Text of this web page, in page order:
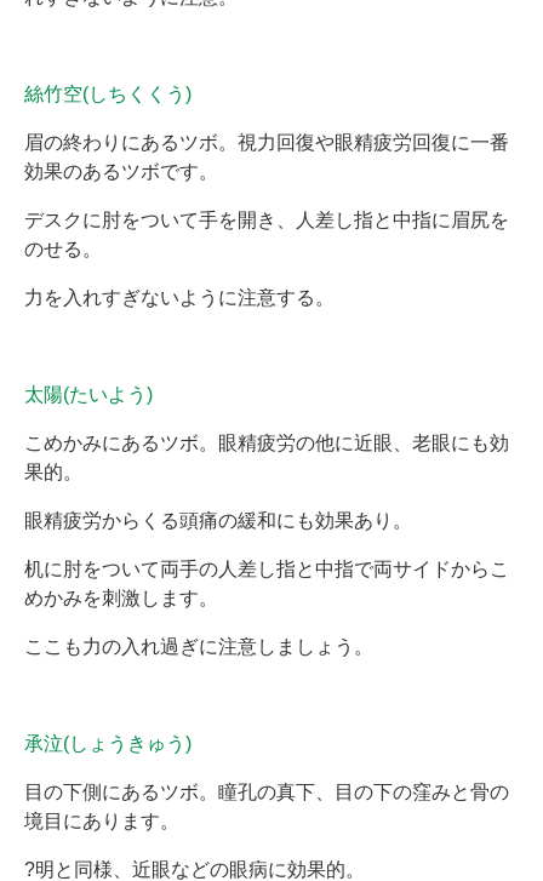
絲竹空(しちくくう)
眉の終わりにあるツボ。視力回復や眼精疲労回復に一番
効果のあるツボです。
デスクに肘をついて手を開き、人差し指と中指に眉尻を
のせる。
力を入れすぎないように注意する。
太陽(たいよう)
こめかみにあるツボ。眼精疲労の他に近眼、老眼にも効
果的。
眼精疲労からくる頭痛の緩和にも効果あり。
机に肘をついて両手の人差し指と中指で両サイドからこ
めかみを刺激します。
ここも力の入れ過ぎに注意しましょう。
承泣(しょうきゅう)
目の下側にあるツボ。瞳孔の真下、目の下の窪みと骨の
境目にあります。
?明と同様、近眼などの眼病に効果的。